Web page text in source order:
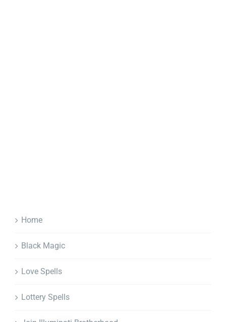
Home
Black Magic
Love Spells
Lottery Spells